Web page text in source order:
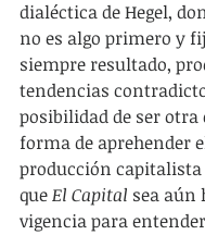
dialéctica de Hegel,
no es algo primero y
siempre resultado,
tendencias
posibilidad de ser otra
forma de aprehender
producción capitalista
que El Capital sea aún
vigencia para